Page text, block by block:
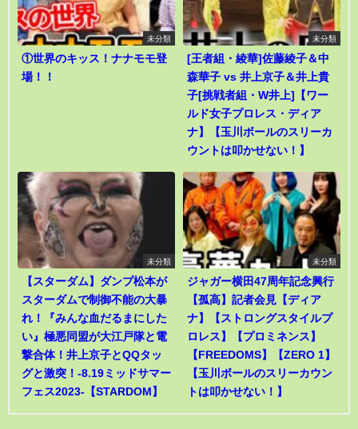
未分類
①世界のキッス！ナナモモ登
場！！
未分類
[王者組・綾華]佐藤綾子＆中
森華子 vs 井上京子＆井上貴
子[挑戦者組・W井上]【ワー
ルド女子プロレス・ディア
ナ】【玉川ボールのスリーカ
ウントは叩かせない！】
未分類
【スターダム】ダンプ松本が
スターダムで制御不能の大暴
れ！『みんな血だるまにした
い』極悪同盟が大江戸隊と電
撃合体！井上京子とQQタッ
グと激突！-8.19ミッドサマー
フェス2023-【STARDOM】
未分類
ジャガー横田47周年記念興行
【孤高】記者会見【ディア
ナ】【ストロングスタイルプ
ロレス】【プロミネンス】
【FREEDOMS】【ZERO 1】
【玉川ボールのスリーカウン
トは叩かせない！】